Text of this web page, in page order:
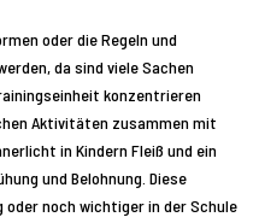
oder die Regeln und
da sind viele Sachen
konzentrieren
Aktivitäten zusammen mit
in Kindern Fleiß und ein
und Belohnung. Diese
noch wichtiger in der Schule